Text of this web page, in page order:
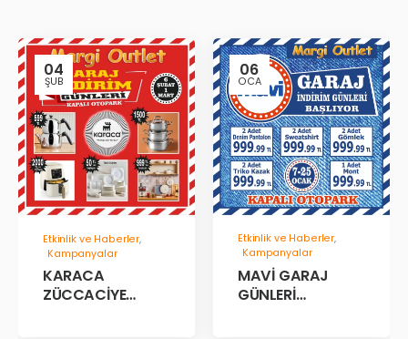
04
ŞUB
Etkinlik ve Haberler,
Kampanyalar
KARACA
ZÜCCACİYE
06
OCA
Etkinlik ve Haberler,
Kampanyalar
MAVİ GARAJ
GÜNLERİ